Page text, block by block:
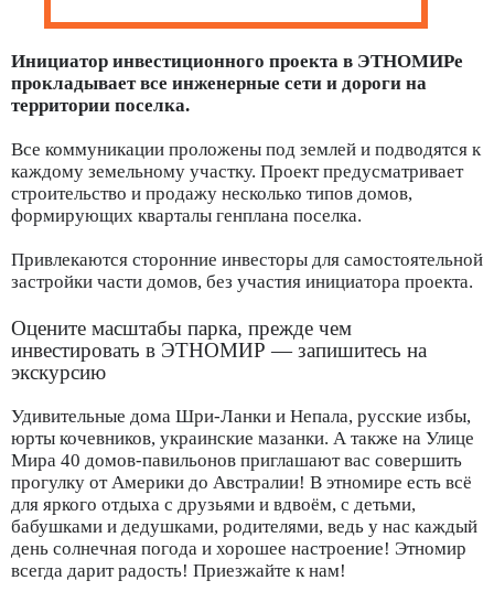
Инициатор инвестиционного проекта в ЭТНОМИРе
прокладывает все инженерные сети и дороги на
территории поселка.
Все коммуникации проложены под землей и подводятся к
каждому земельному участку. Проект предусматривает
строительство и продажу несколько типов домов,
формирующих кварталы генплана поселка.
Привлекаются сторонние инвесторы для самостоятельной
застройки части домов, без участия инициатора проекта.
Оцените масштабы парка, прежде чем
инвестировать в ЭТНОМИР — запишитесь на
экскурсию
Удивительные дома Шри-Ланки и Непала, русские избы,
юрты кочевников, украинские мазанки. А также на Улице
Мира 40 домов-павильонов приглашают вас совершить
прогулку от Америки до Австралии! В этномире есть всё
для яркого отдыха с друзьями и вдвоём, с детьми,
бабушками и дедушками, родителями, ведь у нас каждый
день солнечная погода и хорошее настроение! Этномир
всегда дарит радость! Приезжайте к нам!